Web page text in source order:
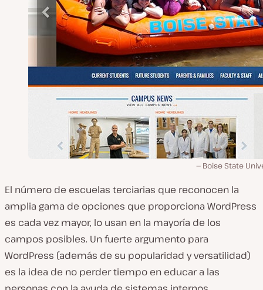
Boise State
El número de escuelas terciarias que reconocen la
amplia gama de opciones que proporciona WordPress
es cada vez mayor, lo usan en la mayoría de los
campos posibles. Un fuerte argumento para
WordPress (además de su popularidad y versatilidad)
es la idea de no perder tiempo en educar a las